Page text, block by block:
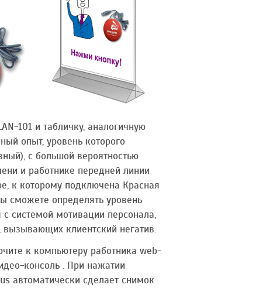
101 и табличку, аналогичную
опыт, уровень которого
с большой вероятностью
и работнике передней линии
к которому подключена Красная
сможете определять уровень
системой мотивации персонала,
вызывающих клиентский негатив.
к компьютеру работника web-
консоль . При нажатии
автоматически сделает снимок